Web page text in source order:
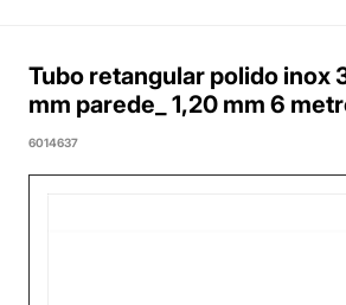
Tubo retangular polido inox
mm parede_ 1,20 mm 6
6014637